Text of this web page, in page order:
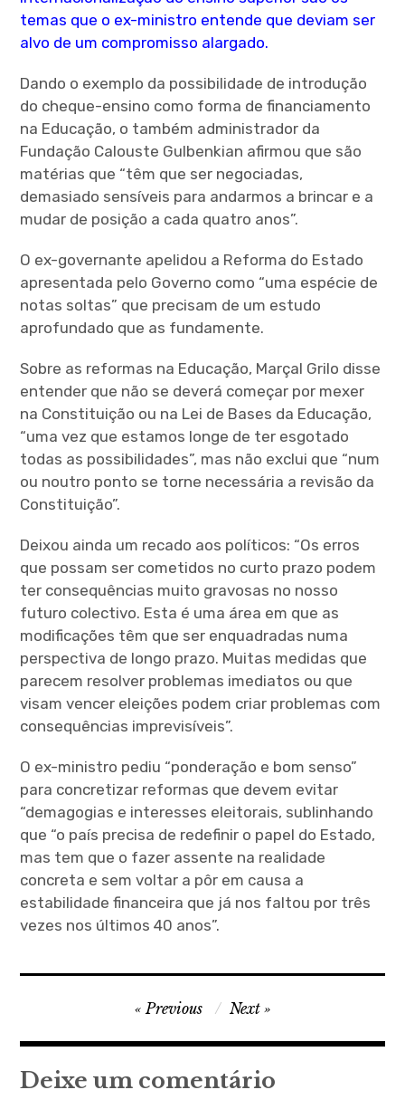
temas que o ex-ministro entende que deviam ser
alvo de um compromisso alargado.
Dando o exemplo da possibilidade de introdução
do cheque-ensino como forma de financiamento
na Educação, o também administrador da
Fundação Calouste Gulbenkian afirmou que são
matérias que “têm que ser negociadas,
demasiado sensíveis para andarmos a brincar e a
mudar de posição a cada quatro anos”.
O ex-governante apelidou a Reforma do Estado
apresentada pelo Governo como “uma espécie de
notas soltas” que precisam de um estudo
aprofundado que as fundamente.
Sobre as reformas na Educação, Marçal Grilo disse
entender que não se deverá começar por mexer
na Constituição ou na Lei de Bases da Educação,
“uma vez que estamos longe de ter esgotado
todas as possibilidades”, mas não exclui que “num
ou noutro ponto se torne necessária a revisão da
Constituição”.
Deixou ainda um recado aos políticos: “Os erros
que possam ser cometidos no curto prazo podem
ter consequências muito gravosas no nosso
futuro colectivo. Esta é uma área em que as
modificações têm que ser enquadradas numa
perspectiva de longo prazo. Muitas medidas que
parecem resolver problemas imediatos ou que
visam vencer eleições podem criar problemas com
consequências imprevisíveis”.
O ex-ministro pediu “ponderação e bom senso”
para concretizar reformas que devem evitar
“demagogias e interesses eleitorais, sublinhando
que “o país precisa de redefinir o papel do Estado,
mas tem que o fazer assente na realidade
concreta e sem voltar a pôr em causa a
estabilidade financeira que já nos faltou por três
vezes nos últimos 40 anos”.
Navegação
de
artigos
Previous Next
Deixe um comentário